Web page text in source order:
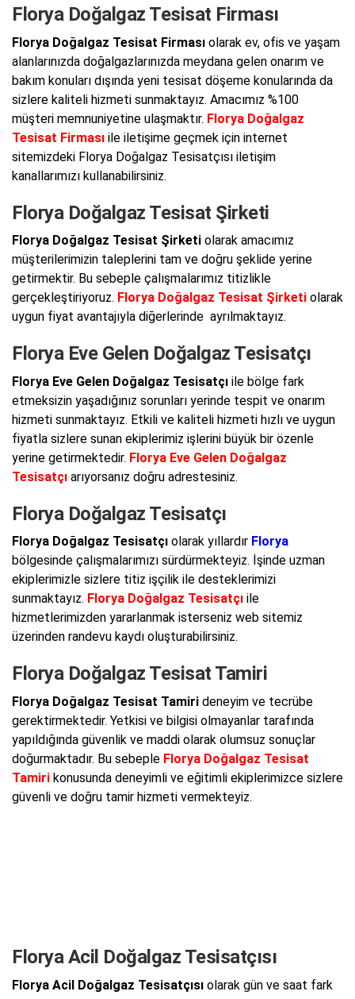
Florya Doğalgaz Tesisat Firması
Florya Doğalgaz Tesisat Firması olarak ev, ofis ve yaşam
alanlarınızda doğalgazlarınızda meydana gelen onarım ve
bakım konuları dışında yeni tesisat döşeme konularında da
sizlere kaliteli hizmeti sunmaktayız. Amacımız %100
müşteri memnuniyetine ulaşmaktır. Florya Doğalgaz
Tesisat Firması ile iletişime geçmek için internet
sitemizdeki Florya Doğalgaz Tesisatçısı iletişim
kanallarımızı kullanabilirsiniz.
Florya Doğalgaz Tesisat Şirketi
Florya Doğalgaz Tesisat Şirketi olarak amacımız
müşterilerimizin taleplerini tam ve doğru şeklide yerine
getirmektir. Bu sebeple çalışmalarımız titizlikle
gerçekleştiriyoruz. Florya Doğalgaz Tesisat Şirketi olarak
uygun fiyat avantajıyla diğerlerinde ayrılmaktayız.
Florya Eve Gelen Doğalgaz Tesisatçı
Florya Eve Gelen Doğalgaz Tesisatçı ile bölge fark
etmeksizin yaşadığınız sorunları yerinde tespit ve onarım
hizmeti sunmaktayız. Etkili ve kaliteli hizmeti hızlı ve uygun
fiyatla sizlere sunan ekiplerimiz işlerini büyük bir özenle
yerine getirmektedir. Florya Eve Gelen Doğalgaz
Tesisatçı arıyorsanız doğru adrestesiniz.
Florya Doğalgaz Tesisatçı
Florya Doğalgaz Tesisatçı olarak yıllardır Florya
bölgesinde çalışmalarımızı sürdürmekteyiz. İşinde uzman
ekiplerimizle sizlere titiz işçilik ile desteklerimizi
sunmaktayız. Florya Doğalgaz Tesisatçı ile
hizmetlerimizden yararlanmak isterseniz web sitemiz
üzerinden randevu kaydı oluşturabilirsiniz.
Florya Doğalgaz Tesisat Tamiri
Florya Doğalgaz Tesisat Tamiri deneyim ve tecrübe
gerektirmektedir. Yetkisi ve bilgisi olmayanlar tarafında
yapıldığında güvenlik ve maddi olarak olumsuz sonuçlar
doğurmaktadır. Bu sebeple Florya Doğalgaz Tesisat
Tamiri konusunda deneyimli ve eğitimli ekiplerimizce sizlere
güvenli ve doğru tamir hizmeti vermekteyiz.
Florya Acil Doğalgaz Tesisatçısı
Florya Acil Doğalgaz Tesisatçısı olarak gün ve saat fark